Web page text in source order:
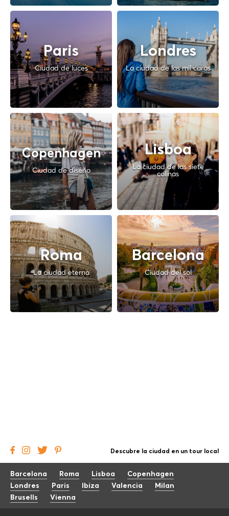
Paris
Ciudad de luces
Londres
La ciudad de las mil caras
Copenhagen
Ciudad de diseño
Lisboa
La ciudad de las siete
colinas
Roma
La ciudad eterna
Barcelona
Ciudad del sol
Descubre la ciudad en un tour local
Barcelona Roma Lisboa
Copenhagen
Londres
Paris Ibiza Valencia
Milan
Brusells
Vienna